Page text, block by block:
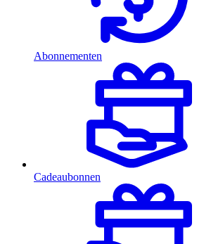
Abonnementen
Cadeaubonnen